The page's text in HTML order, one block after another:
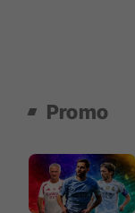
Promo